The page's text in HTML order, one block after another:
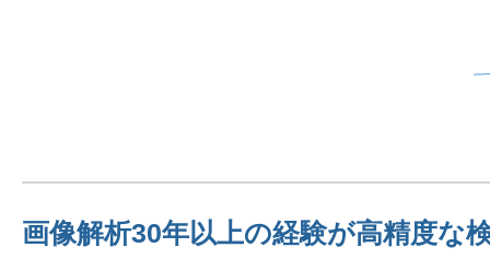
画像解析30年以上の経験が高精度な